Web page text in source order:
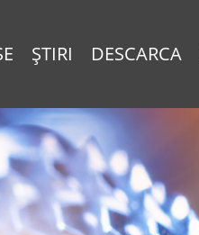
ȘTIRI DESCARCA